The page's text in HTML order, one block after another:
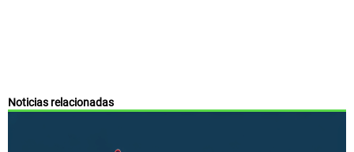
Noticias relacionadas